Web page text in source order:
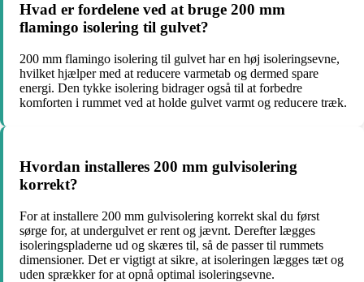
Hvad er fordelene ved at bruge 200 mm
flamingo isolering til gulvet?
200 mm flamingo isolering til gulvet har en høj isoleringsevne,
hvilket hjælper med at reducere varmetab og dermed spare
energi. Den tykke isolering bidrager også til at forbedre
komforten i rummet ved at holde gulvet varmt og reducere træk.
Hvordan installeres 200 mm gulvisolering
korrekt?
For at installere 200 mm gulvisolering korrekt skal du først
sørge for, at undergulvet er rent og jævnt. Derefter lægges
isoleringspladerne ud og skæres til, så de passer til rummets
dimensioner. Det er vigtigt at sikre, at isoleringen lægges tæt og
uden sprækker for at opnå optimal isoleringsevne.